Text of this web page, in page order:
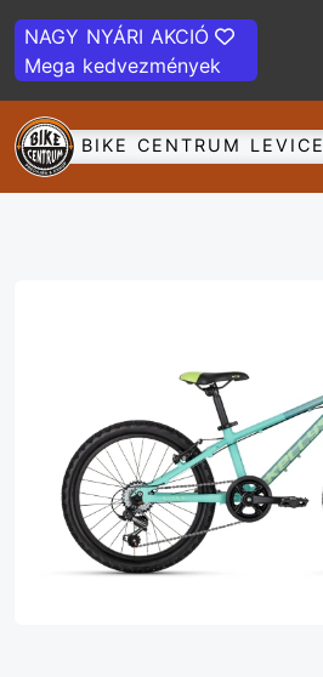
NAGY NYÁRI AKCIÓ
Mega kedvezmények
BIKE CENTRUM LEVICE